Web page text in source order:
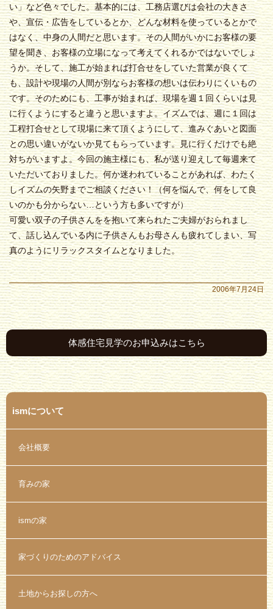
い」など色々でした。基本的には、工務店選びは会社の大きさ
や、宣伝・広告をしているとか、どんな材料を使っているとかで
はなく、中身の人間だと思います。その人間がいかにお客様の要
望を聞き、お客様の立場になって考えてくれるかではないでしょ
うか。そして、施工が始まれば打合せをしていた営業が良くて
も、設計や現場の人間が別ならお客様の想いは伝わりにくいもの
です。そのためにも、工事が始まれば、現場を週１回くらいは見
に行くようにすると違うと思いますよ。イズムでは、週に１回は
工程打合せとして現場に来て頂くようにして、進みぐあいと図面
との思い違いがないか見てもらっています。見に行くだけでも絶
対ちがいますよ。今回の施主様にも、私が送り迎えして毎週来て
いただいておりました。何か迷われていることがあれば、わたく
しイズムの矢野までご相談ください！（何を悩んで、何をして良
いのかも分からない…という方も多いですが）
可愛い双子の子供さんをを抱いて来られたご夫婦がおられまし
て、話し込んでいる内に子供さんもお母さんも疲れてしまい、写
真のようにリラックスタイムとなりました。
2006年7月24日
体感住宅見学のお申込みはこちら
ismについて
会社概要
育みの家
ismの家
家づくりのためのアドバイス
土地からお探しの方へ